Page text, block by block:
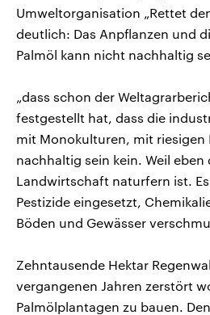
Umweltorganisation „Rettet
deutlich: Das Anpflanzen und
Palmöl kann nicht nachhaltig
„dass schon der
festgestellt hat, dass die
mit Monokulturen, mit riesigen
nachhaltig sein kein. Weil
Landwirtschaft naturfern ist.
Pestizide eingesetzt,
Böden und Gewässer
Zehntausende Hektar
vergangenen Jahren zerstört
Palmölplantagen zu bauen.